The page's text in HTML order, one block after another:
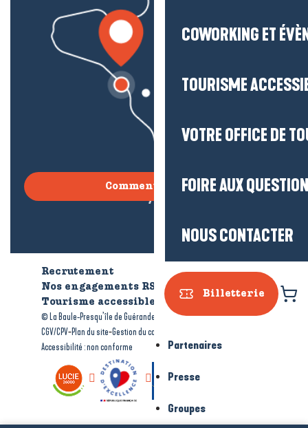
COWORKING ET
TOURISME
VOTRE OFFICE DE
FOIRE AUX
NOUS CONTACTER
Billetterie
Partenaires
Presse
Groupes
Comment venir ?
Recrutement
Qui sommes-nous ?
Nos engagements RSE
Tourisme accessible
© La Baule-Presqu’île de Guérande tourisme-Mentions légales-
CGV/CPV-Plan du site-Gestion du consentement
Accessibilité : non conforme